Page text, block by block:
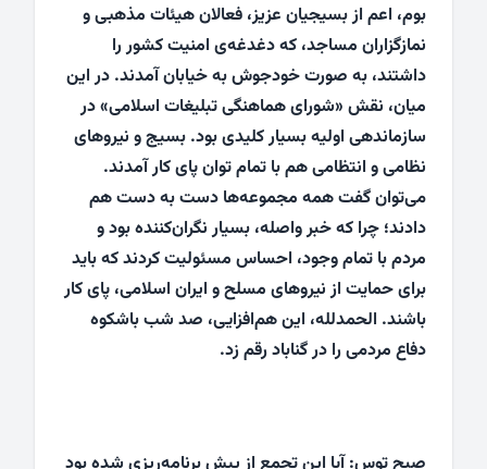
بوم، اعم از بسیجیان عزیز، فعالان هیئات مذهبی و
نمازگزاران مساجد، که دغدغه‌ی امنیت کشور را
داشتند، به صورت خودجوش به خیابان آمدند. در این
میان، نقش «شورای هماهنگی تبلیغات اسلامی» در
سازماندهی اولیه بسیار کلیدی بود. بسیج و نیروهای
نظامی و انتظامی هم با تمام توان پای کار آمدند.
می‌توان گفت همه مجموعه‌ها دست به دست هم
دادند؛ چرا که خبر واصله، بسیار نگران‌کننده بود و
مردم با تمام وجود، احساس مسئولیت کردند که باید
برای حمایت از نیروهای مسلح و ایران اسلامی، پای کار
باشند. الحمدلله، این هم‌افزایی، صد شب باشکوه
دفاع مردمی را در گناباد رقم زد.